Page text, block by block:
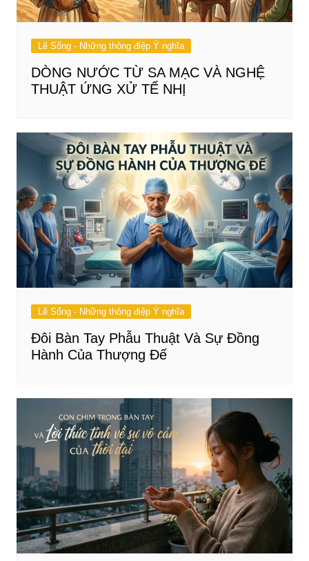
Lẽ Sống - Những thông điệp Ý nghĩa
DÒNG NƯỚC TỪ SA MẠC VÀ NGHỆ
THUẬT ỨNG XỬ TẾ NHỊ
Lẽ Sống - Những thông điệp Ý nghĩa
Đôi Bàn Tay Phẫu Thuật Và Sự Đồng
Hành Của Thượng Đế